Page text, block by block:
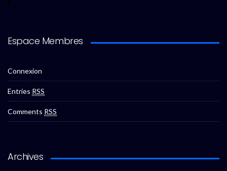
Espace Membres
Connexion
Entries RSS
Comments RSS
Archives